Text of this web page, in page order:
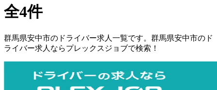
全4件
群馬県安中市の ドライバー求人一覧です。 群馬県安中市の ド
ライバー求人ならプレックスジョブで検索！